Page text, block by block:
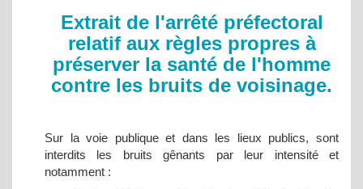
Extrait de l'arrêté préfectoral
relatif aux règles propres à
préserver la santé de l'homme
contre les bruits de voisinage.
Sur la voie publique et dans les lieux publics, sont
interdits les bruits gênants par leur intensité et
notamment :